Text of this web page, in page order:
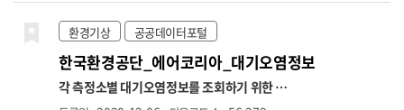
재무정보뿐 아니라, 계정과목별 재무상태표와
손익계산서 항목이 포함됩니다. 데이터는 요약
재무제표 조회, 재무상태표 조회, 손익계산서
조회의 세 가지 오퍼레이션으로 구성되어 있으
며, 각 항목에 대해 전기·당기·전분기 등의 비
환경기상 공공데이터포털
한국환경공단_에어코리아_대기오염정보
각 측정소별 대기오염정보를 조회하기 위한 서
비스로 기간별, 시도별 대기오염 정보와 통합대